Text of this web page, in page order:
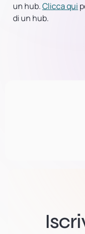
un hub.Clicca qui
di un hub.